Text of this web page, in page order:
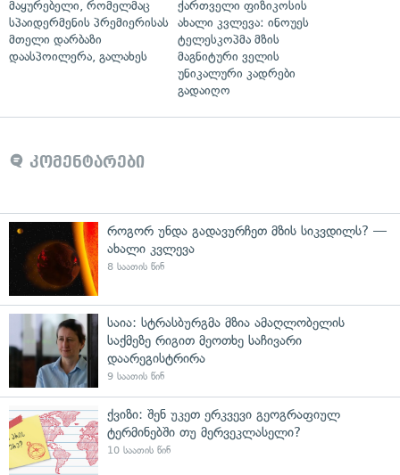
მაყურებელი, რომელმაც
სპაიდერმენის პრემიერისას
მთელი დარბაზი
დაასპოილერა, გალახეს
ქართველი ფიზიკოსის
ახალი კვლევა: ინოუეს
ტელესკოპმა მზის
მაგნიტური ველის
უნიკალური კადრები
გადაიღო
კომენტარები
როგორ უნდა გადავურჩეთ მზის სიკვდილს? —
ახალი კვლევა
8 საათის წინ
საია: სტრასბურგმა მზია ამაღლობელის
საქმეზე რიგით მეოთხე საჩივარი
დაარეგისტრირა
9 საათის წინ
ქვიზი: შენ უკეთ ერკვევი გეოგრაფიულ
ტერმინებში თუ მერვეკლასელი?
10 საათის წინ